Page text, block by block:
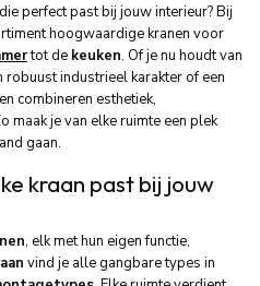
perfect past bij jouw interieur? Bij
hoogwaardige kranen voor
tot de keuken. Of je nu houdt van
industrieel karakter of een
combineren esthetiek,
maak je van elke ruimte een plek
gaan.
kraan past bij jouw
, elk met hun eigen functie,
vind je alle gangbare types in